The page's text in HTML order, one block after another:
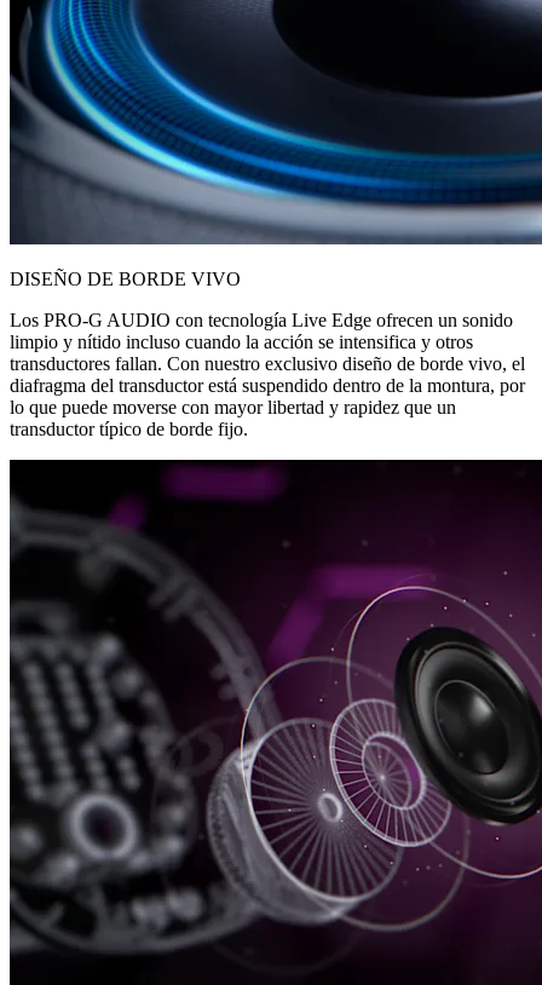
DISEÑO DE BORDE VIVO
Los PRO-G AUDIO con tecnología Live Edge ofrecen un sonido
limpio y nítido incluso cuando la acción se intensifica y otros
transductores fallan. Con nuestro exclusivo diseño de borde vivo, el
diafragma del transductor está suspendido dentro de la montura, por
lo que puede moverse con mayor libertad y rapidez que un
transductor típico de borde fijo.